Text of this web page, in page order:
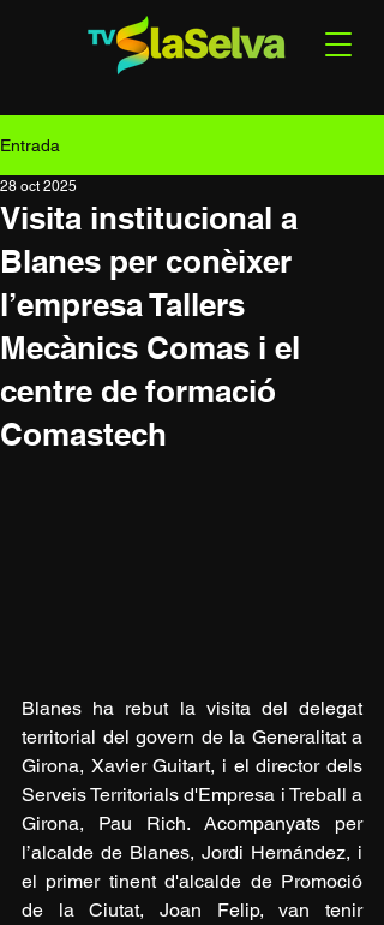
Entrada
Visita institucional a
Blanes per conèixer
l’empresa Tallers
Mecànics Comas i el
centre de formació
Comastech
28 oct 2025
Blanes ha rebut la visita del delegat
territorial del govern de la Generalitat a
Girona, Xavier Guitart, i el director dels
Serveis Territorials d'Empresa i Treball a
Girona, Pau Rich. Acompanyats per
l’alcalde de Blanes, Jordi Hernández, i
el primer tinent d'alcalde de Promoció
de la Ciutat, Joan Felip, van tenir